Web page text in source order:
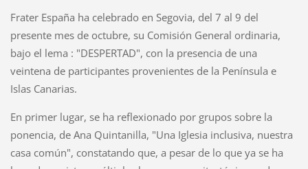
Frater España ha celebrado en Segovia, del 7 al 9 del
presente mes de octubre, su Comisión General ordinaria,
bajo el lema : "DESPERTAD", con la presencia de una
veintena de participantes provenientes de la Península e
Islas Canarias.
En primer lugar, se ha reflexionado por grupos sobre la
ponencia, de Ana Quintanilla, "Una Iglesia inclusiva, nuestra
casa común", constatando que, a pesar de lo que ya se ha